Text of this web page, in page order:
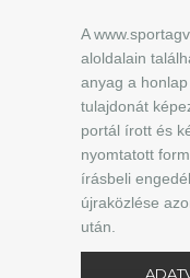
A
aloldalain
anyag a
tulajdonát
portál írott és
nyomtatott
írásbeli
újraközlése
után.